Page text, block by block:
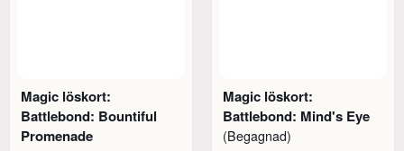
Magic löskort:
Battlebond: Bountiful
Promenade
Magic löskort:
Battlebond: Mind's Eye
(Begagnad)